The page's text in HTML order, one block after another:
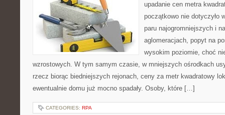
upadanie cen metra
początkowo nie dotyczyło
paru najogromniejszych i
aglomeracjach, popyt na
wysokim poziomie, choć
wzrostowych. W tym samym czasie, w mniejszych ośrodkach
rzecz biorąc biedniejszych rejonach, ceny za metr kwadratowy
ewentualnie domu już mocno spadały. Osoby, które […]
CATEGORIES: RPA